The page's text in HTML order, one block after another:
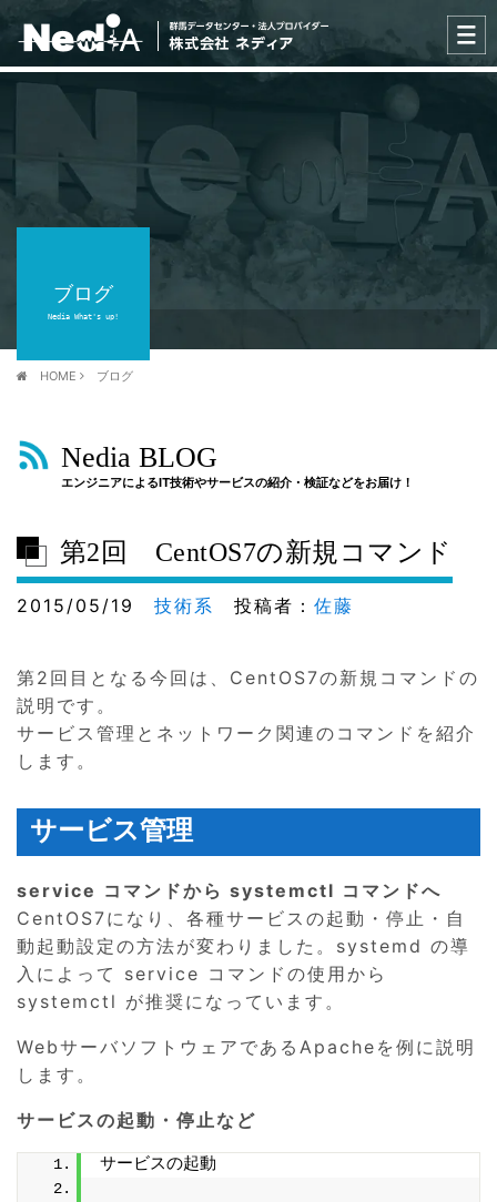
ブログ
Nedia What's up!
HOME ブログ
Nedia BLOG
エンジニアによるIT技術やサービスの紹介・検証などをお届け！
第2回 CentOS7の新規コマンド
2015/05/19 技術系 投稿者： 佐藤
第2回目となる今回は、CentOS7の新規コマンドの
説明です。
サービス管理とネットワーク関連のコマンドを紹介
します。
サービス管理
service コマンドから systemctl コマンドへ
CentOS7になり、各種サービスの起動・停止・自
動起動設定の方法が変わりました。systemd の導
入によって service コマンドの使用から
systemctl が推奨になっています。
WebサーバソフトウェアであるApacheを例に説明
します。
サービスの起動・停止など
サービスの起動